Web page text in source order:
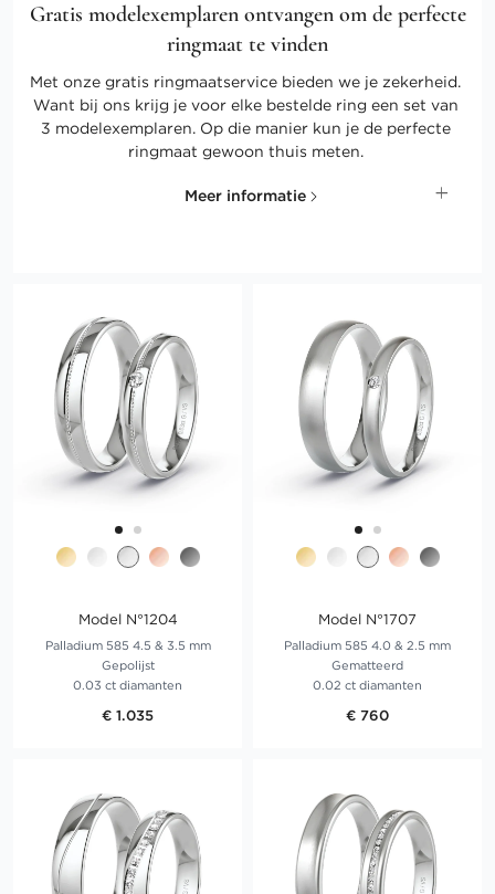
Gratis modelexemplaren ontvangen om de perfecte
ringmaat te vinden
Met onze gratis ringmaatservice bieden we je zekerheid.
Want bij ons krijg je voor elke bestelde ring een set van
3 modelexemplaren. Op die manier kun je de perfecte
ringmaat gewoon thuis meten.
Meer informatie
Model N°1204
Palladium 585 4.5 & 3.5 mm
Gepolijst
0.03 ct diamanten
€ 1.035
Model N°1707
Palladium 585 4.0 & 2.5 mm
Gematteerd
0.02 ct diamanten
€ 760